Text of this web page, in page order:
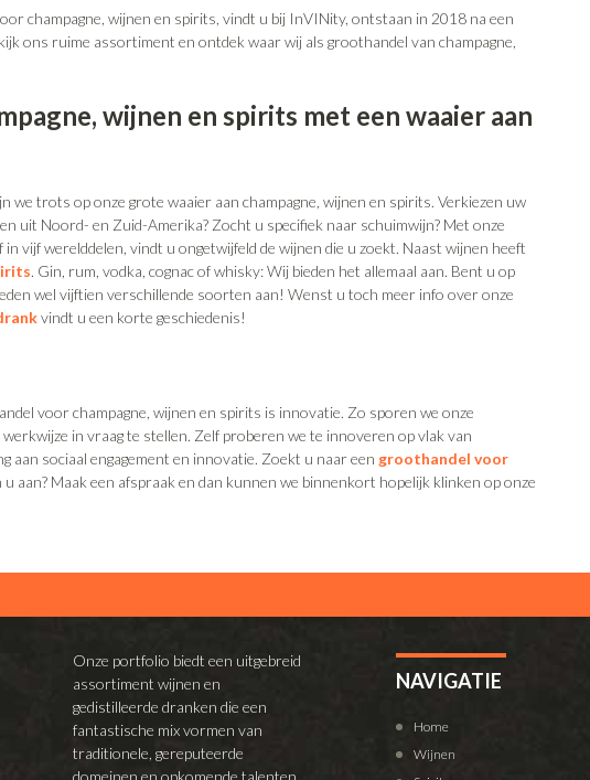
champagne, wijnen en spirits, vindt u bij InVINity, ontstaan in 2018 na een
ons ruime assortiment en ontdek waar wij als groothandel van champagne,
wijnen en spirits met een waaier aan
we trots op onze grote waaier aan champagne, wijnen en spirits. Verkiezen uw
uit Noord- en Zuid-Amerika? Zocht u specifiek naar schuimwijn? Met onze
vijf werelddelen, vindt u ongetwijfeld de wijnen die u zoekt. Naast wijnen heeft
. Gin, rum, vodka, cognac of whisky: Wij bieden het allemaal aan. Bent u op
wel vijftien verschillende soorten aan! Wenst u toch meer info over onze
vindt u een korte geschiedenis!
voor champagne, wijnen en spirits is innovatie. Zo sporen we onze
in vraag te stellen. Zelf proberen we te innoveren op vlak van
aan sociaal engagement en innovatie. Zoekt u naar een groothandel voor
aan? Maak een afspraak en dan kunnen we binnenkort hopelijk klinken op onze
Onze portfolio biedt een uitgebreid
assortiment wijnen en
gedistilleerde dranken die een
fantastische mix vormen van
traditionele, gereputeerde
NAVIGATIE
Home
Wijnen